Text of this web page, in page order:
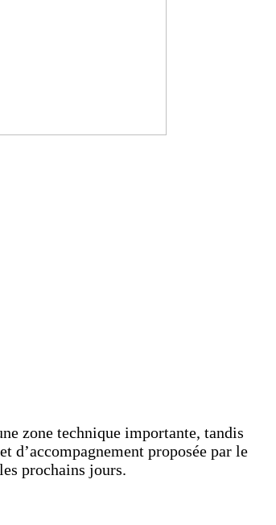
zone technique importante, tandis
d’accompagnement proposée par le
prochains jours.